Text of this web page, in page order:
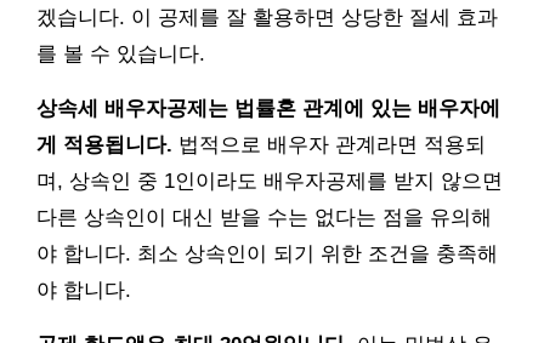
겠습니다. 이 공제를 잘 활용하면 상당한 절세 효과
를 볼 수 있습니다.
상속세 배우자공제는 법률혼 관계에 있는 배우자에
게 적용됩니다. 법적으로 배우자 관계라면 적용되
며, 상속인 중 1인이라도 배우자공제를 받지 않으면
다른 상속인이 대신 받을 수는 없다는 점을 유의해
야 합니다. 최소 상속인이 되기 위한 조건을 충족해
야 합니다.